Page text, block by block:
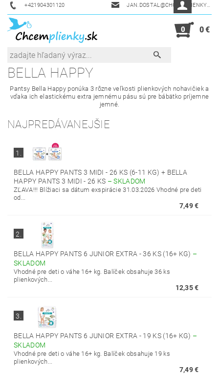
+421904301120 JAN.DOSTAL@CHCEMPLIENKY.SK
0 0 €
BELLA HAPPY
Pantsy Bella Happy ponúka 3 rôzne veľkosti plienkových nohavičiek a
vďaka ich elastickému extra jemnému pásu sú pre bábätko príjemne
jemné.
NAJPREDÁVANEJŠIE
1.
BELLA HAPPY PANTS 3 MIDI - 26 KS (6-11 KG) + BELLA
HAPPY PANTS 3 MIDI - 26 KS –SKLADOM
ZĽAVA!!! Blížiaci sa dátum exspirácie 31.03.2026 Vhodné pre deti
od...
7,49 €
2.
BELLA HAPPY PANTS 6 JUNIOR EXTRA - 36 KS (16+ KG) –
SKLADOM
Vhodné pre deti o váhe 16+ kg. Balíček obsahuje 36 ks
plienkových...
12,35 €
3.
BELLA HAPPY PANTS 6 JUNIOR EXTRA - 19 KS (16+ KG) –
SKLADOM
Vhodné pre deti o váhe 16+ kg. Balíček obsahuje 19 ks
plienkových...
7,49 €